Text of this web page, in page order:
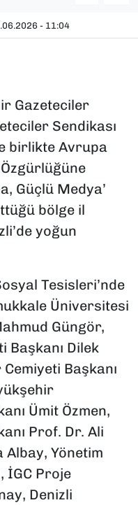
- 11:04
Gazeteciler
Sendikası
birlikte Avrupa
Güçlü Medya’
bölge il
yoğun
Tesisleri’nde
Üniversitesi
Güngör,
Başkanı Dilek
Başkanı
Ümit Özmen,
Prof. Dr. Ali
Albay, Yönetim
İGC Proje
Denizli